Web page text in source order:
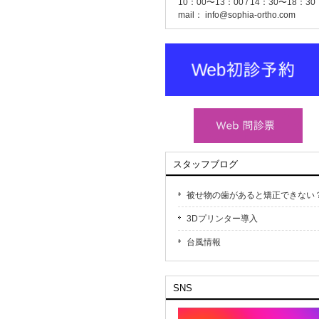
10：00〜13：00 / 14：30〜18：30
mail： info@sophia-ortho.com
スタッフブログ
被せ物の歯があると矯正できない
3Dプリンター導入
台風情報
SNS